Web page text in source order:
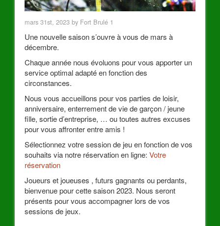
mars 31st, 2023 by Fort Brulé 1
Une nouvelle saison s’ouvre à vous de mars à
décembre.
Chaque année nous évoluons pour vous apporter un
service optimal adapté en fonction des
circonstances.
Nous vous accueillons pour vos parties de loisir,
anniversaire, enterrement de vie de garçon / jeune
fille, sortie d’entreprise, … ou toutes autres excuses
pour vous affronter entre amis !
Sélectionnez votre session de jeu en fonction de vos
souhaits via notre réservation en ligne: Votre
réservation
Joueurs et joueuses , futurs gagnants ou perdants,
bienvenue pour cette saison 2023. Nous seront
présents pour vous accompagner lors de vos
sessions de jeux.